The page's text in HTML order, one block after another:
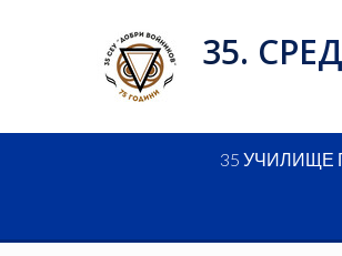
35.
35 УЧИЛИЩЕ